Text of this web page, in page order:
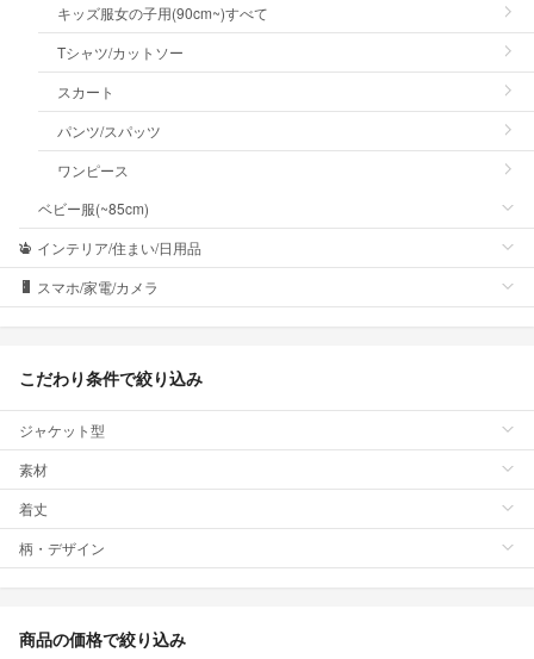
キッズ服女の子用(90cm~)すべて
Tシャツ/カットソー
スカート
パンツ/スパッツ
ワンピース
ベビー服(~85cm)
インテリア/住まい/日用品
スマホ/家電/カメラ
こだわり条件で絞り込み
ジャケット型
素材
着丈
柄・デザイン
商品の価格で絞り込み